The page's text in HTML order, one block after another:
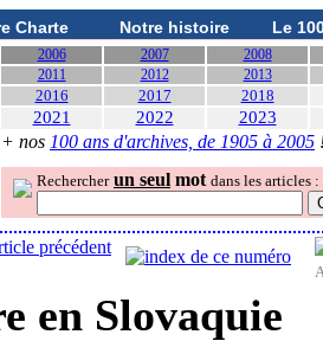
Charte Notre histoire Le
2006 2007
2008
2011
2012 2013
2016 2017 2018
2021 2022 2023
+ nos 100 ans d'archives, de 1905 à 2005
Rechercher un seul mot dans les articles :
en Slovaquie